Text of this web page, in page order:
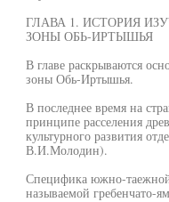
ГЛАВА 1. ИСТОРИЯ
ЗОНЫ ОБЬ-ИРТЫШЬЯ
В главе раскрываются
зоны Обь-Иртышья.
В последнее время на
принципе расселения
культурного развития
В.И.Молодин).
Специфика южно-таежной
называемой гребенчато-